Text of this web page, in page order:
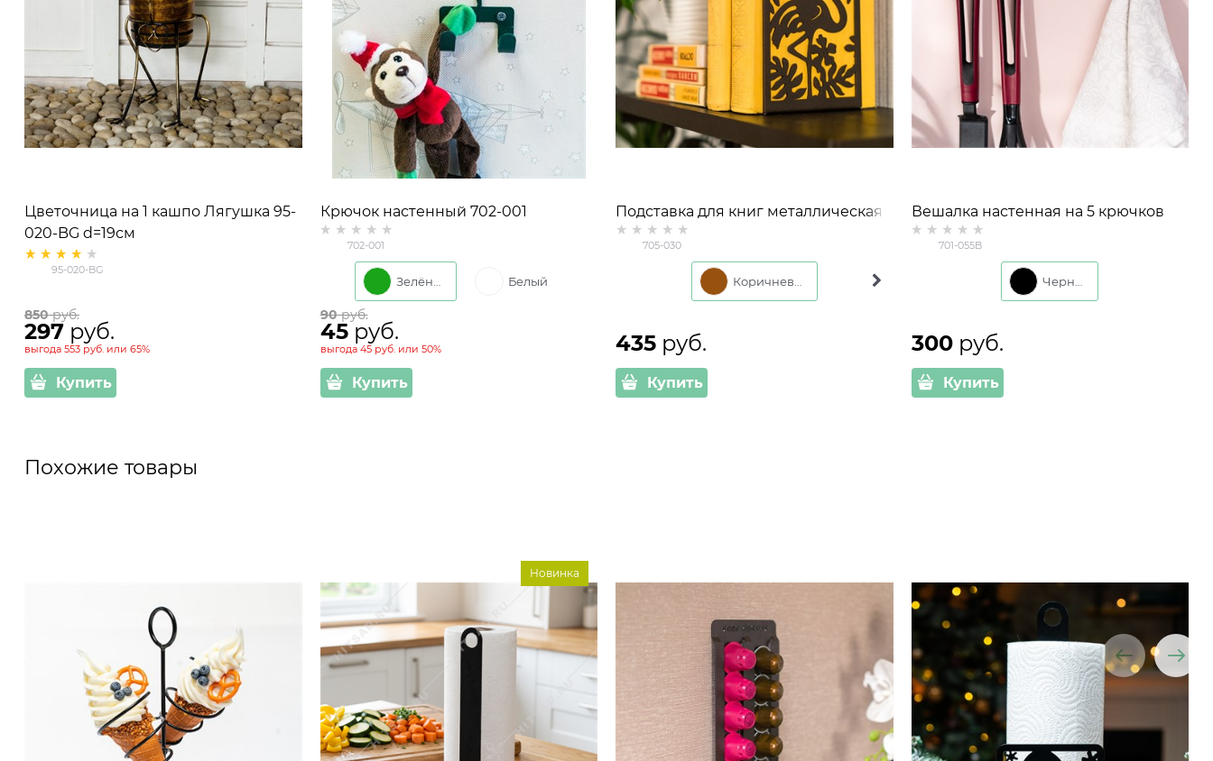
Цветочница на 1 кашпо Лягушка 95-
020-BG d=19см
95-020-BG
850 руб.
297 руб.
выгода 553 руб. или 65%
Купить
Крючок настенный 702-001
металлический
702-001
Белый
90 руб.
45 руб.
выгода 45 руб.или 50%
Купить
Подставка для книг металлическая
705-030
705-030
Черный
435 руб.
Купить
Вешалка настенная на 5 крючков
701-055 металл
701-055B
300 руб.
Купить
Похожие товары
Новинка